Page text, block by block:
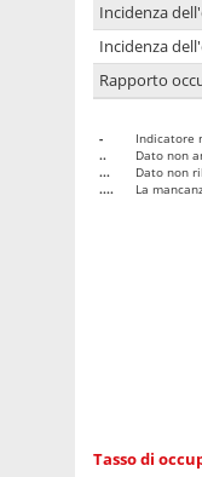
Incidenza
Incidenza
Rapporto
-
Indicatore
..
Dato non
...
Dato non
....
La
Tasso di